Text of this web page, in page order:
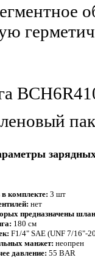
комплекте: 3 шт
нет
предназначены
180 см
F1/4" SAE (UNF 7/16"-
манжет: неопрен
давление: 55 BAR